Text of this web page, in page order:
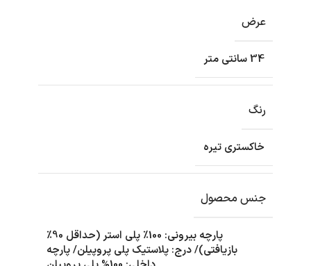
عرض
34 سانتی متر
رنگ
خاکستری تیره
جنس محصول
پارچه بیرونی: 100٪ پلی استر (حداقل 90٪
بازیافتی)/ درج: پلاستیک پلی پروپیلن/ پارچه